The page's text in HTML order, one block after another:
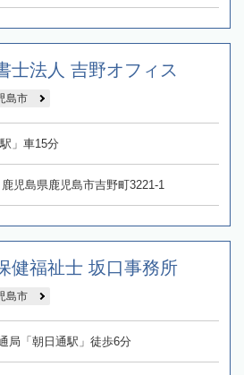
士法人 吉野オフィス
島市
」車15分
児島県鹿児島市吉野町3221-1
健福祉士 坂口事務所
島市
局「朝日通駅」徒歩6分